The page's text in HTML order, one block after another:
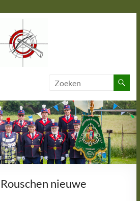
St. Hubertus
nieuwe